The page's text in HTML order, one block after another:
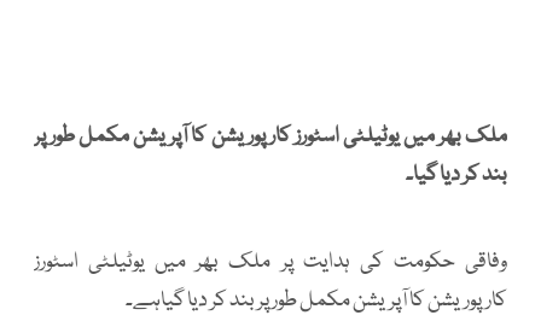
ملک بھر میں یوٹیلٹی اسٹورز کارپوریشن کا آپریشن مکمل طور پر
بند کر دیا گیا۔
وفاقی حکومت کی ہدایت پر ملک بھر میں یوٹیلٹی اسٹورز
کارپوریشن کا آپریشن مکمل طور پر بند کر دیا گیاہے۔